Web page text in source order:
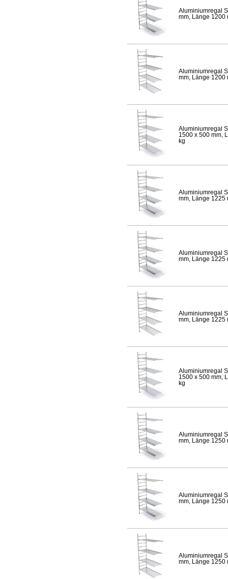
Aluminiumregal
mm, Länge 1200
Aluminiumregal
mm, Länge 1200
Aluminiumregal
1500 x 500 mm,
kg
Aluminiumregal
mm, Länge 1225
Aluminiumregal
mm, Länge 1225
Aluminiumregal
mm, Länge 1225
Aluminiumregal
1500 x 500 mm,
kg
Aluminiumregal
mm, Länge 1250
Aluminiumregal
mm, Länge 1250
Aluminiumregal
mm, Länge 1250